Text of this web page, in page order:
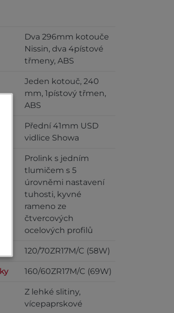
Dva 296mm kotouče
Nissin, dva 4pístové
třmeny, ABS
Jeden kotouč, 240
mm, 1pístový třmen,
ABS
Přední 41mm USD
vidlice Showa
Prolink s jedním
tlumičem s 5
úrovněmi nastavení
tuhosti, kyvné
rameno ze
čtvercových
ocelových profilů
120/70ZR17M/C (58W)
160/60ZR17M/C (69W)
Z lehké slitiny,
vícepaprskové